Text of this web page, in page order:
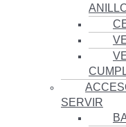
SERVIR